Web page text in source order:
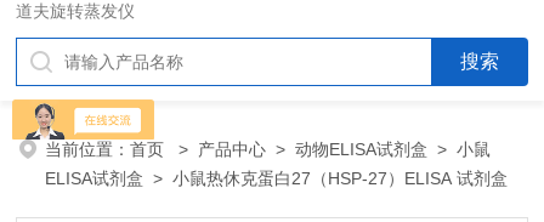
道夫旋转蒸发仪
当前位置：首页 > 产品中心 >动物ELISA试剂盒 >小鼠
ELISA试剂盒 > 小鼠热休克蛋白27（HSP-27）ELISA 试剂盒